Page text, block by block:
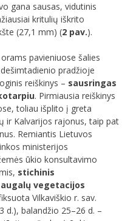
gana sausas, vidutinis
kritulių iškrito
(27,1 mm) (2 pav.).
pavieniuose šalies
pradžioje
reiškinys – sausringas
. Pirmiausia reiškinys
toliau išplito į greta
ir Kalvarijos rajonus, taip pat
Remiantis Lietuvos
ministerijos
ūkio konsultavimo
stichinis
vegetacijos
Vilkaviškio r. sav.
d.), balandžio 25–26 d. –